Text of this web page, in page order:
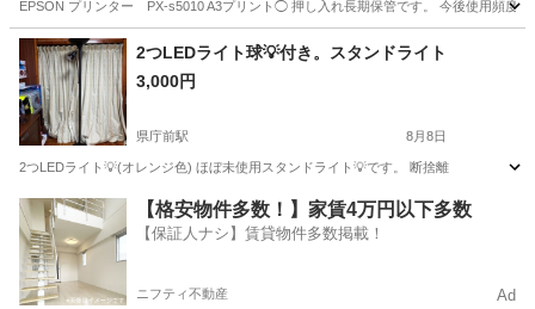
EPSON プリンター PX-s5010 A3プリント◯ 押し入れ長期保管です。 今後使用頻度
沖縄 島尻郡 生活家電
2つLEDライト球💡付き。スタンドライト
3,000円
県庁前駅 8月8日
2つLEDライト💡(オレンジ色) ほぼ未使用スタンドライト💡です。 断捨離
沖縄 那覇市 県庁前駅 生活家電
【格安物件多数！】家賃4万円以下多数
【保証人ナシ】賃貸物件多数掲載！
ニフティ不動産 Ad